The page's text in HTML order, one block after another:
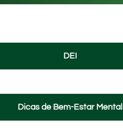
DEI
Dicas de Bem-Estar Mental